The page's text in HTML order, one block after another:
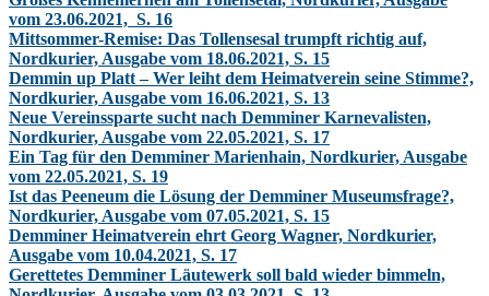
vom 23.06.2021, S. 16
Mittsommer-Remise: Das Tollensesal trumpft richtig auf,
Nordkurier, Ausgabe vom 18.06.2021, S. 15
Demmin up Platt – Wer leiht dem Heimatverein seine Stimme?,
Nordkurier, Ausgabe vom 16.06.2021, S. 13
Neue Vereinssparte sucht nach Demminer Karnevalisten,
Nordkurier, Ausgabe vom 22.05.2021, S. 17
Ein Tag für den Demminer Marienhain, Nordkurier, Ausgabe
vom 22.05.2021, S. 19
Ist das Peeneum die Lösung der Demminer Museumsfrage?,
Nordkurier, Ausgabe vom 07.05.2021, S. 15
Demminer Heimatverein ehrt Georg Wagner, Nordkurier,
Ausgabe vom 10.04.2021, S. 17
Gerettetes Demminer Läutewerk soll bald wieder bimmeln,